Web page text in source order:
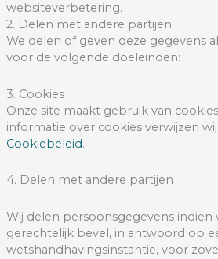
websiteverbetering.
2. Delen met andere partijen
We delen of geven deze gegevens
voor de volgende doeleinden:
3. Cookies
Onze site maakt gebruik van
informatie over cookies verwijzen
Cookiebeleid.
4. Delen met andere partijen
Wij delen persoonsgegevens
gerechtelijk bevel, in antwoord op
wetshandhavingsinstantie, voor